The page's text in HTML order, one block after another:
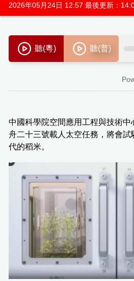
2026年05月24日 12:57 最後更新：
中國科學院空間應用工程與技術中
舟二十三號載人太空任務，將會試
代的稻米。